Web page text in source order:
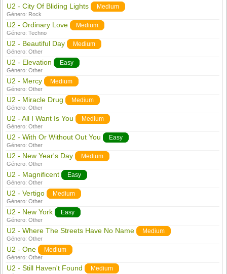
U2 - City Of Bliding Lights Medium
Género: Rock
U2 - Ordinary Love Medium
Género:Techno
U2 - Beautiful Day Medium
Género:Other
U2 - Elevation Easy
Género:Other
U2 - Mercy Medium
Género:Other
U2 - Miracle Drug Medium
Género:Other
U2 - All I Want Is You Medium
Género:Other
U2 - With Or Without Out You Easy
Género:Other
U2 - New Year's Day Medium
Género:Other
U2 - Magnificent Easy
Género:Other
U2 - Vertigo Medium
Género:Other
U2 - New York Easy
Género:Other
U2 - Where The Streets Have No Name Medium
Género:Other
U2 - One Medium
Género:Other
U2 - Still Haven't Found Medium